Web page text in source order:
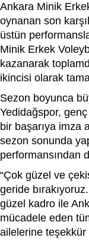
Ankara Minik
oynanan son
üstün
Minik Erkek
kazanarak
ikincisi olarak
Sezon boyunca
Yedidağspor,
bir başarıya imza
sezon sonunda
performansından
“Çok güzel ve
geride
güzel kadro ile
mücadele eden
ailelerine teşekkür